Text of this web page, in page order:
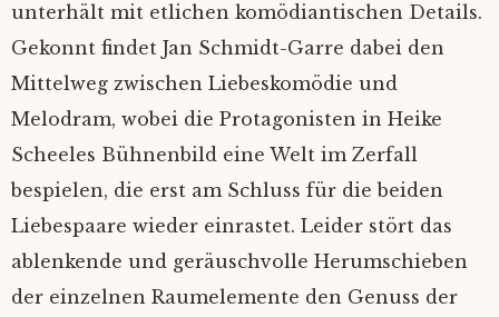
unterhält mit etlichen komödiantischen Details.
Gekonnt findet Jan Schmidt-Garre dabei den
Mittelweg zwischen Liebeskomödie und
Melodram, wobei die Protagonisten in Heike
Scheeles Bühnenbild eine Welt im Zerfall
bespielen, die erst am Schluss für die beiden
Liebespaare wieder einrastet. Leider stört das
ablenkende und geräuschvolle Herumschieben
der einzelnen Raumelemente den Genuss der